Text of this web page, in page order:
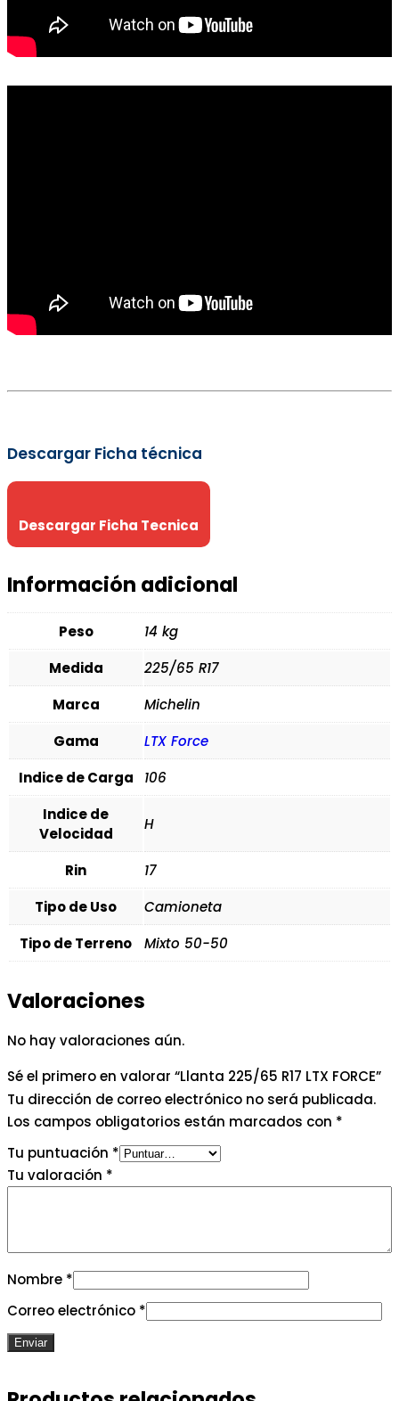
Descargar Ficha técnica
Descargar Ficha Tecnica
Información adicional
Peso
14 kg
Medida
225/65 R17
Marca
Michelin
Gama
LTX Force
Indice de Carga
106
Indice de
Velocidad
H
Rin
17
Tipo de Uso
Camioneta
Tipo de Terreno
Mixto 50-50
Valoraciones
No hay valoraciones aún.
Sé el primero en valorar “Llanta 225/65 R17 LTX FORCE”
Tu dirección de correo electrónico no será publicada.
Los campos obligatorios están marcados con *
Tu puntuación *
Tu valoración *
Nombre *
Correo electrónico *